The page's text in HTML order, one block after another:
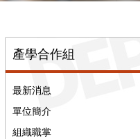
產學合作組
最新消息
單位簡介
組織職掌